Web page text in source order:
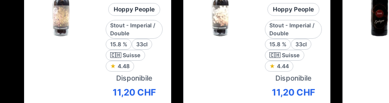
Hoppy People
Stout - Imperial /
Double
15.8 %
33cl
🇨🇭 Suisse
★ 4.48
Disponibile
11,20 CHF
Hoppy People
Stout - Imperial /
Double
15.8 %
33cl
🇨🇭 Suisse
★ 4.44
Disponibile
11,20 CHF